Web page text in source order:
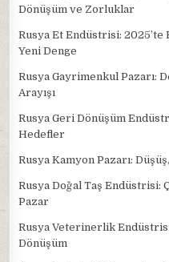
Dönüşüm ve Zorluklar
Rusya Et Endüstrisi: 2025’te
Yeni Denge
Rusya Gayrimenkul Pazarı:
Arayışı
Rusya Geri Dönüşüm
Hedefler
Rusya Kamyon Pazarı:
Rusya Doğal Taş Endüstrisi:
Pazar
Rusya Veterinerlik
Dönüşüm